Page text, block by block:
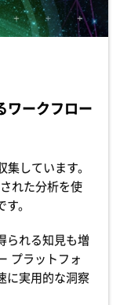
ワークフロー
しています。
れた分析を使
。
られる知見も増
プラットフォ
に実用的な洞察